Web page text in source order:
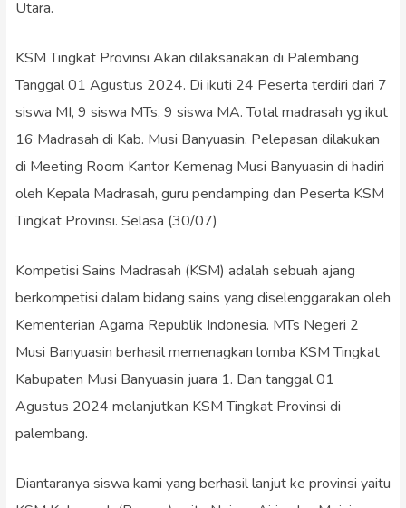
Utara.
KSM Tingkat Provinsi Akan dilaksanakan di Palembang
Tanggal 01 Agustus 2024. Di ikuti 24 Peserta terdiri dari 7
siswa MI, 9 siswa MTs, 9 siswa MA. Total madrasah yg ikut
16 Madrasah di Kab. Musi Banyuasin. Pelepasan dilakukan
di Meeting Room Kantor Kemenag Musi Banyuasin di hadiri
oleh Kepala Madrasah, guru pendamping dan Peserta KSM
Tingkat Provinsi. Selasa (30/07)
Kompetisi Sains Madrasah (KSM) adalah sebuah ajang
berkompetisi dalam bidang sains yang diselenggarakan oleh
Kementerian Agama Republik Indonesia. MTs Negeri 2
Musi Banyuasin berhasil memenagkan lomba KSM Tingkat
Kabupaten Musi Banyuasin juara 1. Dan tanggal 01
Agustus 2024 melanjutkan KSM Tingkat Provinsi di
palembang.
Diantaranya siswa kami yang berhasil lanjut ke provinsi yaitu